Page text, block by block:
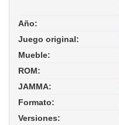
Año:
Juego original:
Mueble:
ROM:
JAMMA:
Formato:
Versiones: